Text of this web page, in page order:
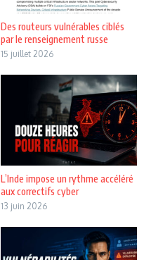
Des routeurs vulnérables ciblés
par le renseignement russe
15 juillet 2026
L’Inde impose un rythme accéléré
aux correctifs cyber
13 juin 2026